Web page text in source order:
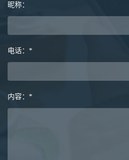
昵称：
电话：*
内容：*